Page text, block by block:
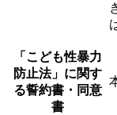
「こども性暴力
防止法」 に関す
る誓約書・同意
書